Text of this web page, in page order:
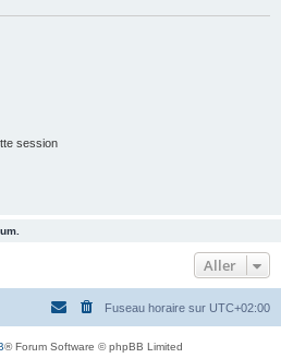
session
Aller
Fuseau horaire sur UTC+02:00
® Forum Software © phpBB Limited